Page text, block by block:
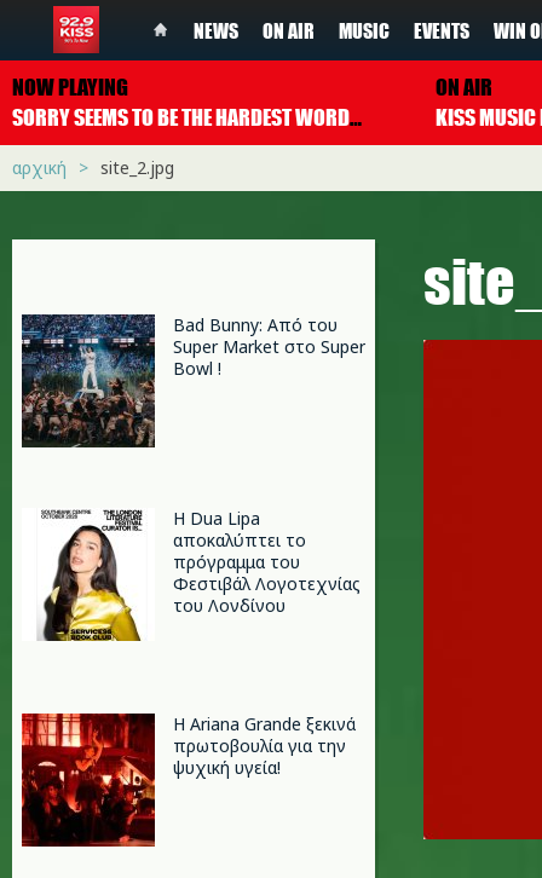
NEWS ON AIR MUSIC EVENTS WIN
NOW PLAYING
SORRY SEEMS TO BE THE HARDEST WORD
BLUE FEAT. ELTON
ON AIR
αρχική site_2.jpg
Bad Bunny: Από του
Super Market στο Super
Bowl !
Η Dua Lipa
αποκαλύπτει το
πρόγραμμα του
Φεστιβάλ Λογοτεχνίας
του Λονδίνου
Η Ariana Grande ξεκινά
πρωτοβουλία για την
ψυχική υγεία!